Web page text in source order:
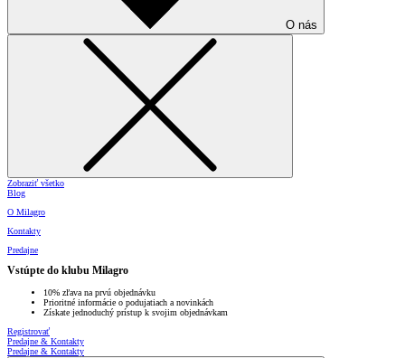
O nás
Zobraziť všetko
Blog
O Milagro
Kontakty
Predajne
Vstúpte do klubu Milagro
10% zľava na prvú objednávku
Prioritné informácie o podujatiach a novinkách
Získate jednoduchý prístup k svojim objednávkam
Registrovať
Predajne & Kontakty
Predajne & Kontakty